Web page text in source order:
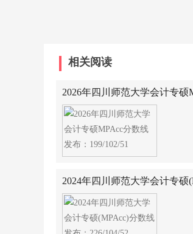
相关阅读
2026年四川师范大学会计专硕
2024年四川师范大学会计专硕